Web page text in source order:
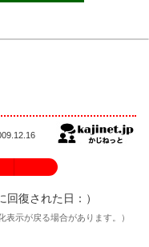
回復された日： ）
表示が戻る場合があります。）